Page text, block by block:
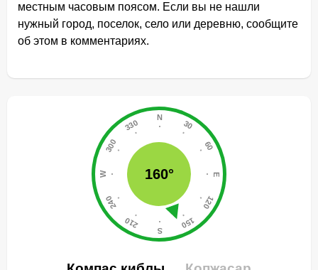
местным часовым поясом. Если вы не нашли
нужный город, поселок, село или деревню, сообщите
об этом в комментариях.
160°